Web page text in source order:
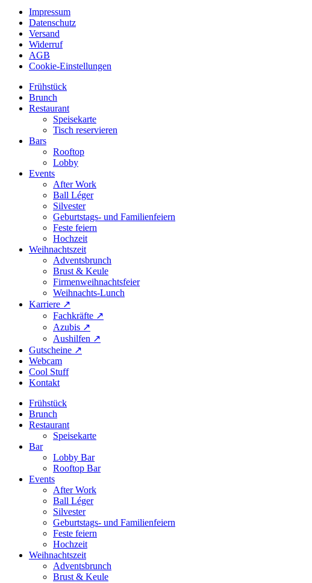
Impressum
Datenschutz
Versand
Widerruf
AGB
Cookie-Einstellungen
Frühstück
Brunch
Restaurant
Speisekarte
Tisch reservieren
Bars
Rooftop
Lobby
Events
After Work
Ball Léger
Silvester
Geburtstags- und Familienfeiern
Feste feiern
Hochzeit
Weihnachtszeit
Adventsbrunch
Brust & Keule
Firmenweihnachtsfeier
Weihnachts-Lunch
Karriere ↗
Fachkräfte ↗
Azubis ↗
Aushilfen ↗
Gutscheine ↗
Webcam
Cool Stuff
Kontakt
Frühstück
Brunch
Restaurant
Speisekarte
Bar
Lobby Bar
Rooftop Bar
Events
After Work
Ball Léger
Silvester
Geburtstags- und Familienfeiern
Feste feiern
Hochzeit
Weihnachtszeit
Adventsbrunch
Brust & Keule